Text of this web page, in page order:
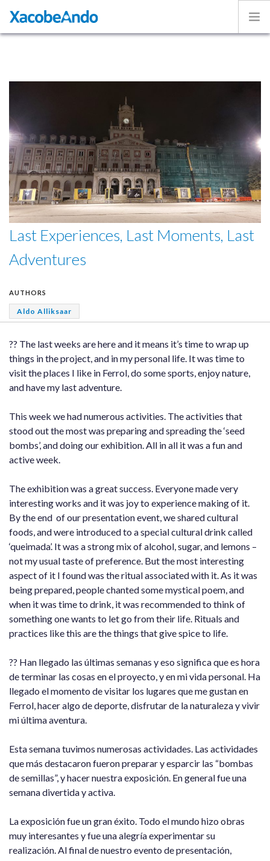
Experiences
Exhibition
Login
ENGLISH
Last Experiences, Last Moments, Last
Adventures
AUTHORS
Aldo Alliksaar
?? The last weeks are here and it means it’s time to wrap up
things in the project, and in my personal life. It was time to
visit the places I like in Ferrol, do some sports, enjoy nature,
and have my last adventure.
This week we had numerous activities. The activities that
stood out the most was preparing and spreading the ‘seed
bombs’, and doing our exhibition. All in all it was a fun and
active week.
The exhibition was a great success. Everyone made very
interesting works and it was joy to experience making of it.
By the end of our presentation event, we shared cultural
foods, and were introduced to a special cultural drink called
‘queimada’. It was a strong mix of alcohol, sugar, and lemons –
not my usual taste of preference. But the most interesting
aspect of it I found was the ritual associated with it. As it was
being prepared, people chanted some mystical poem, and
when it was time to drink, it was recommended to think of
something one wants to let go from their life. Rituals and
practices like this are the things that give spice to life.
?? Han llegado las últimas semanas y eso significa que es hora
de terminar las cosas en el proyecto, y en mi vida personal. Ha
llegado el momento de visitar los lugares que me gustan en
Ferrol, hacer algo de deporte, disfrutar de la naturaleza y vivir
mi última aventura.
Esta semana tuvimos numerosas actividades. Las actividades
que más destacaron fueron preparar y esparcir las “bombas
de semillas”, y hacer nuestra exposición. En general fue una
semana divertida y activa.
La exposición fue un gran éxito. Todo el mundo hizo obras
muy interesantes y fue una alegría experimentar su
realización. Al final de nuestro evento de presentación,